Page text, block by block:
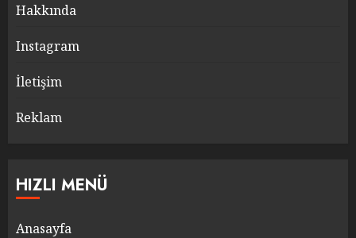
Hakkında
Instagram
İletişim
Reklam
HIZLI MENÜ
Anasayfa